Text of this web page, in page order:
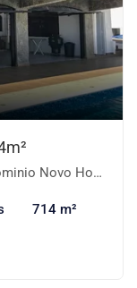
Piracaia-SP
714 m²